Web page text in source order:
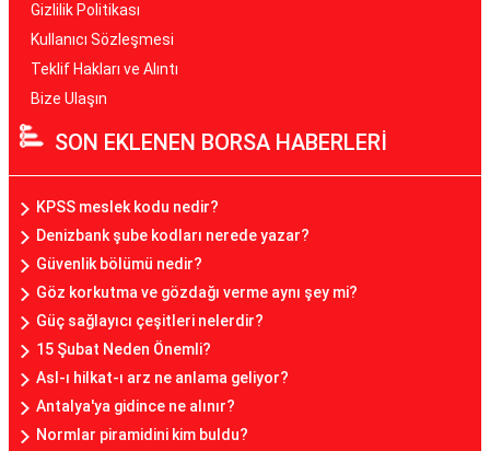
Gizlilik Politikası
Kullanıcı Sözleşmesi
Teklif Hakları ve Alıntı
Bize Ulaşın
SON EKLENEN BORSA HABERLERİ
KPSS meslek kodu nedir?
Denizbank şube kodları nerede yazar?
Güvenlik bölümü nedir?
Göz korkutma ve gözdağı verme aynı şey mi?
Güç sağlayıcı çeşitleri nelerdir?
15 Şubat Neden Önemli?
Asl-ı hilkat-ı arz ne anlama geliyor?
Antalya'ya gidince ne alınır?
Normlar piramidini kim buldu?